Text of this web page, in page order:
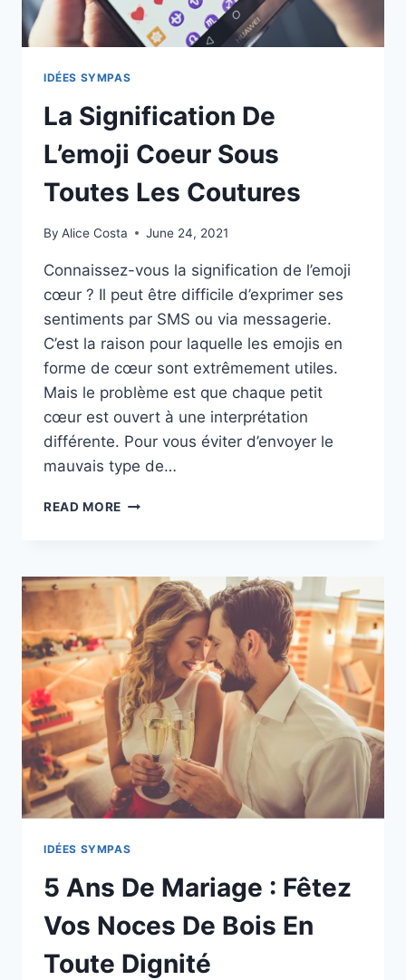
IDÉES SYMPAS
La Signification De
L’emoji Coeur Sous
Toutes Les Coutures
By Alice Costa June 24, 2021
Connaissez-vous la signification de l’emoji
cœur ? Il peut être difficile d’exprimer ses
sentiments par SMS ou via messagerie.
C’est la raison pour laquelle les emojis en
forme de cœur sont extrêmement utiles.
Mais le problème est que chaque petit
cœur est ouvert à une interprétation
différente. Pour vous éviter d’envoyer le
mauvais type de…
READ MORE LA
COEUR
SOUS
TOUTES
LES
COUTURES
IDÉES SYMPAS
5 Ans De Mariage : Fêtez
Vos Noces De Bois En
Toute Dignité